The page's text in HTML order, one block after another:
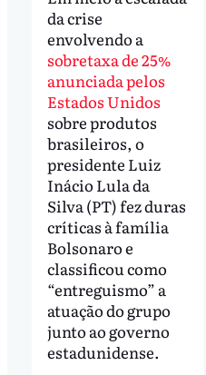
da crise
envolvendo a
sobretaxa de 25%
anunciada pelos
Estados Unidos
sobre produtos
brasileiros, o
presidente Luiz
Inácio Lula da
Silva (PT) fez duras
críticas à família
Bolsonaro e
classificou como
“entreguismo” a
atuação do grupo
junto ao governo
estadunidense.